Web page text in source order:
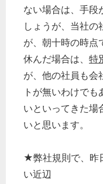
ない場合は、手段
しょうが、当社の
が、朝十時の時点
休んだ場合は、 特
が、他の社員も会
トが無いわけで
いといってきた場
いと思います。
★弊社規則で、昨
い近辺